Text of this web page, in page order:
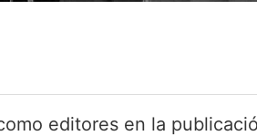
editores en la